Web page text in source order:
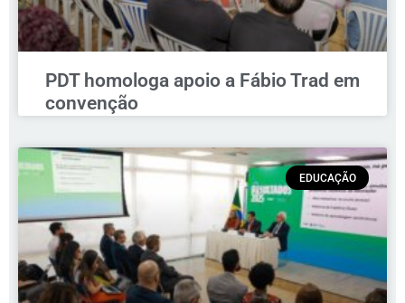
PDT homologa apoio a Fábio Trad em
convenção
EDUCAÇÃO